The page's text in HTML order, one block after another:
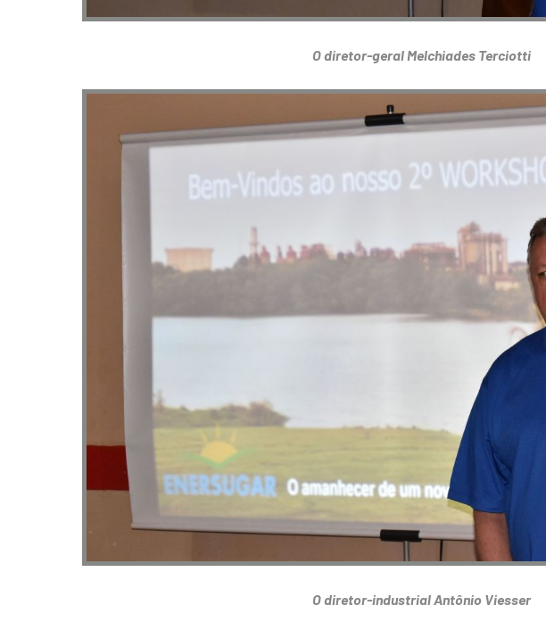
O diretor-geral Melchiades Terciotti
O diretor-industrial Antônio Viesser